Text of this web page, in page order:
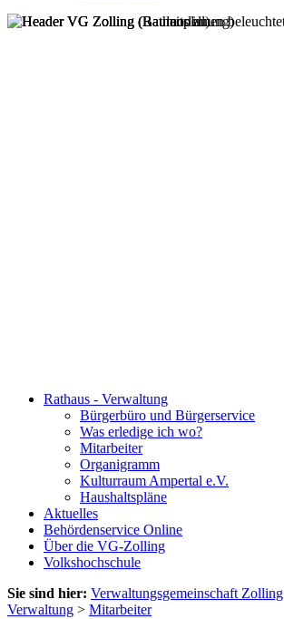
Rathaus - Verwaltung
Bürgerbüro und Bürgerservice
Was erledige ich wo?
Mitarbeiter
Organigramm
Kulturraum Ampertal e.V.
Haushaltspläne
Aktuelles
Behördenservice Online
Über die VG-Zolling
Volkshochschule
Sie sind hier: Verwaltungsgemeinschaft Zolling
Verwaltung > Mitarbeiter